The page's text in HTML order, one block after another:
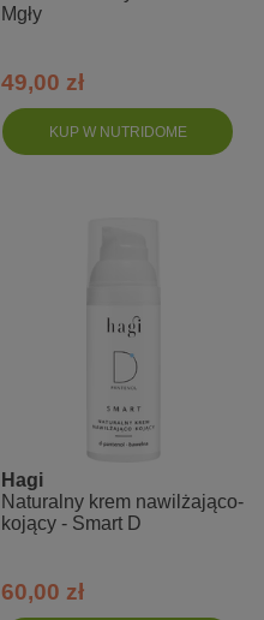
KUP W NUTRIDOME
Mgły
49,00 zł
Hagi
Naturalny krem nawilżająco-
kojący - Smart D
60,00 zł